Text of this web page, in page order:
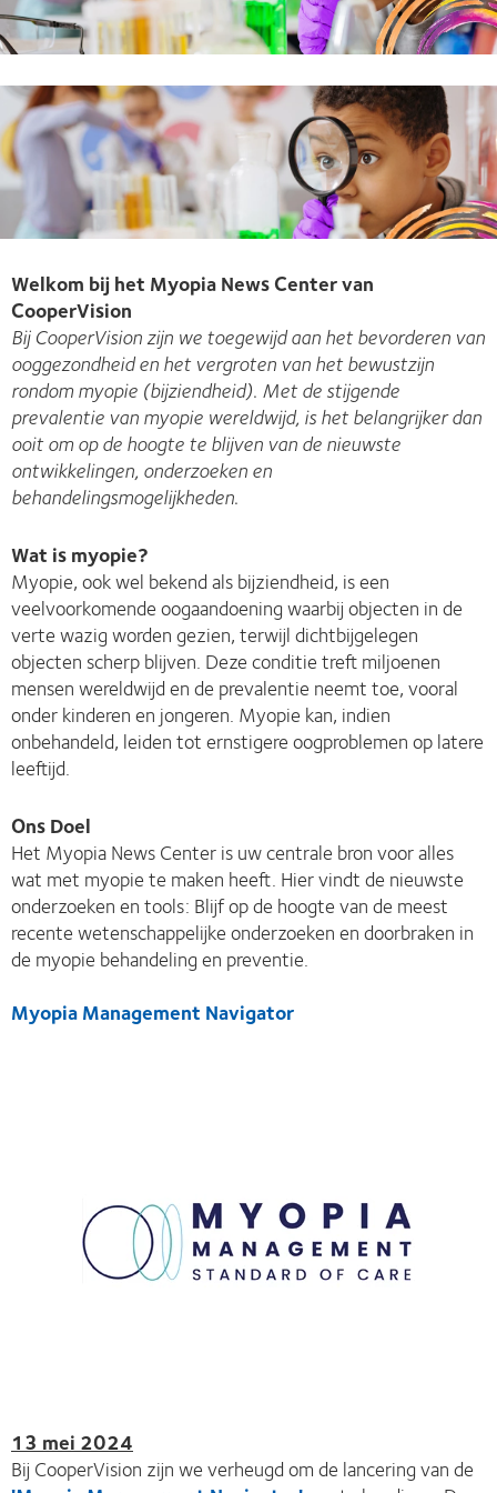
Welkom bij het Myopia News Center van
CooperVision
Bij CooperVision zijn we toegewijd aan het bevorderen van
ooggezondheid en het vergroten van het bewustzijn
rondom myopie (bijziendheid). Met de stijgende
prevalentie van myopie wereldwijd, is het belangrijker dan
ooit om op de hoogte te blijven van de nieuwste
ontwikkelingen, onderzoeken en
behandelingsmogelijkheden.
Wat is myopie?
Myopie, ook wel bekend als bijziendheid, is een
veelvoorkomende oogaandoening waarbij objecten in de
verte wazig worden gezien, terwijl dichtbijgelegen
objecten scherp blijven. Deze conditie treft miljoenen
mensen wereldwijd en de prevalentie neemt toe, vooral
onder kinderen en jongeren. Myopie kan, indien
onbehandeld, leiden tot ernstigere oogproblemen op latere
leeftijd.
Ons Doel
Het Myopia News Center is uw centrale bron voor alles
wat met myopie te maken heeft. Hier vindt de nieuwste
onderzoeken en tools: Blijf op de hoogte van de meest
recente wetenschappelijke onderzoeken en doorbraken in
de myopie behandeling en preventie.
Myopia Management Navigator
13 mei 2024
Bij CooperVision zijn we verheugd om de lancering van de